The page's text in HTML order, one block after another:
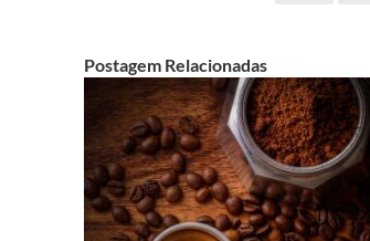
Postagem Relacionadas